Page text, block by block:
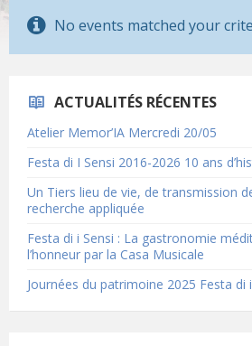
No events matched your
ACTUALITÉS RÉCENTES
Atelier Memor’IA Mercredi 20/05
Festa di I Sensi 2016-2026 10 ans
Un Tiers lieu de vie, de transmission
recherche appliquée
Festa di i Sensi : La gastronomie
l’honneur par la Casa Musicale
Journées du patrimoine 2025 Festa di